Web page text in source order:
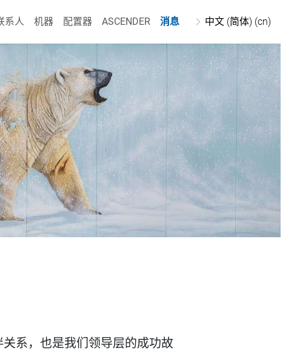
系人 机器 配置器 ASCENDER 消息 中文 (简体) (cn)
系，也是我们领导层的成功故